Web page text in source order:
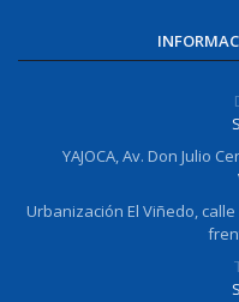
YAJOCA, Av. Don Julio
Urbanización El Viñedo,